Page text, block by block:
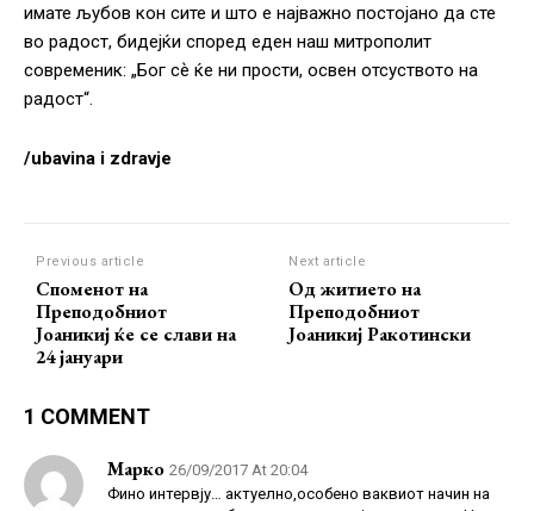
имате љубов кон сите и што е најважно постојано да сте
во радост, бидејќи според еден наш митрополит
современик: „Бог сѐ ќе ни прости, освен отсуството на
радост“.
/ubavina i zdravje
Previous article
Споменот на
Преподобниот
Јоаникиј ќе се слави на
24 јануари
Next article
Од житието на
Преподобниот
Јоаникиј Ракотински
1 COMMENT
Марко 26/09/2017 At 20:04
Фино интервју… актуелно,особено ваквиот начин на